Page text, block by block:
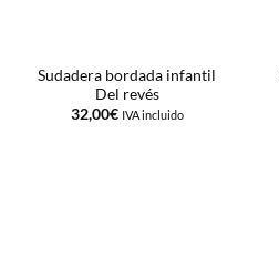
Sudadera bordada infantil
Del revés
32,00€ IVA incluido